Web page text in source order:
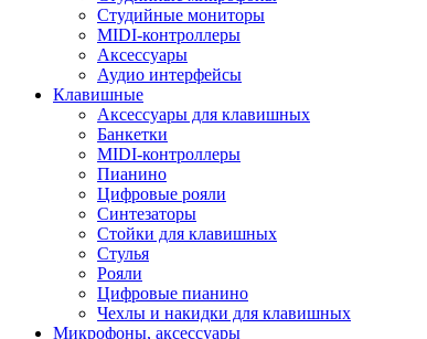
Студийные мониторы
MIDI-контроллеры
Аксессуары
Аудио интерфейсы
Клавишные
Аксессуары для клавишных
Банкетки
MIDI-контроллеры
Пианино
Цифровые рояли
Синтезаторы
Стойки для клавишных
Стулья
Рояли
Цифровые пианино
Чехлы и накидки для клавишных
Микрофоны, аксессуары